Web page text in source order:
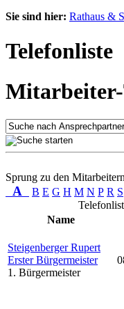
Sie sind hier: Rathaus &
Telefonliste
Sprung zu den
A B E G H M N P R S
Name
Steigenberger Rupert
Erster Bürgermeister
1. Bürgermeister